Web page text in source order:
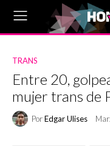
TRANS
Entre 20,
mujer trans de
PorEdgar Ulises